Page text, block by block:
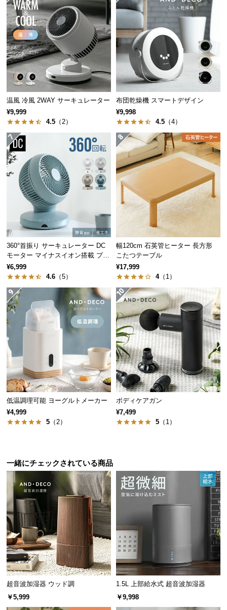
つ
い
て
返
品・
キ
ン
セ
ル
に
つ
て
保
に
つ
い
て
会
員
規
お
客
様
お
知
ら
せ
ブ
ロ
グ
温風 冷風 2WAY サーキュレーター
¥9,999
4.5 （2）
布団乾燥機 スマートデザイン
¥9,998
4.5 （4）
360°首振り サーキュレーター DC
モーター マイナスイオン搭載 プレ
ミアムタイプ
¥6,999
4.6 （5）
幅120cm 石英管ヒーター 長方形
こたつテーブル
¥17,999
4（1）
低温調理可能 ヨーグルトメーカー
¥4,999
5 （2）
ボディケアガン
¥7,499
5 （1）
一緒にチェックされている商品
超音波加湿器 ウッド調
￥5,999
1.5L 上部給水式 超音波加湿器
￥9,998